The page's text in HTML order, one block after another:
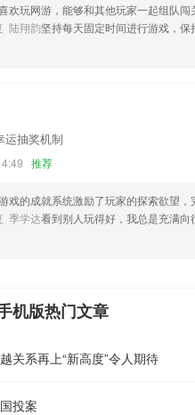
喜欢玩网游，能够和其他玩家一起组队
陆翔韵坚持每天固定时间进行游戏，保
运抽奖机制
推荐
戏的成就系统激励了玩家的探索欲望，
季学达看到别人玩得好，我总是充满向
机版热门文章
关系再上“新高度”令人期待
投案